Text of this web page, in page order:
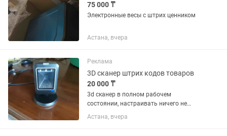
75 000 ₸
Электронные весы с штрих ценником
Астана, вчера
Реклама
3D сканер штрих кодов товаров
20 000 ₸
3d сканер в полном рабочем
состоянии, настраивать ничего не
нужно, подключил и работай,
стационарный очень удобен в
Астана, вчера